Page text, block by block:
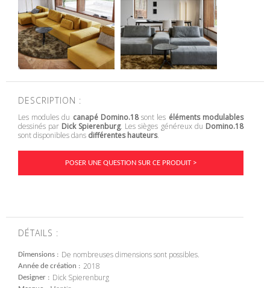
DESCRIPTION :
Les modules du canapé Domino.18sont les éléments modulables
dessinés par Dick Spierenburg. Les sièges généreux du Domino.18
sont disponibles dans différentes hauteurs.
POSER UNE QUESTION SUR CE PRODUIT >
DÉTAILS :
Dimensions De nombreuses dimensions sont possibles.
Année de création 2018
Designer Dick Spierenburg